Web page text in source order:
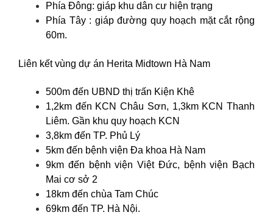
Phía Đông: giáp khu dân cư hiện trạng
Phía Tây : giáp đường quy hoạch mặt cắt rộng
60m.
Liên kết vùng dự án Herita Midtown Hà Nam
500m đến UBND thị trấn Kiện Khê
1,2km đến KCN Châu Sơn, 1,3km KCN Thanh
Liêm. Gần khu quy hoạch KCN
3,8km đến TP. Phủ Lý
5km đến bệnh viện Đa khoa Hà Nam
9km đến bệnh viện Việt Đức, bệnh viện Bạch
Mai cơ sở 2
18km đến chùa Tam Chúc
69km đến TP. Hà Nội.